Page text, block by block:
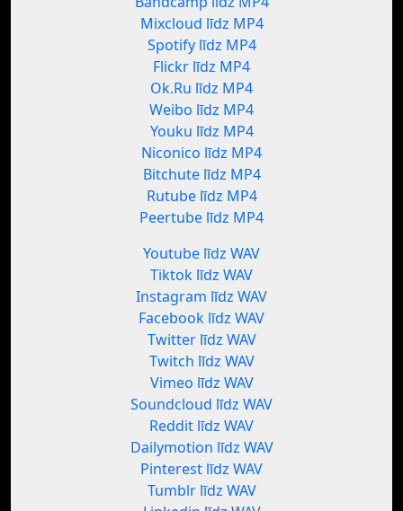
Mixcloud līdz MP4
Spotify līdz MP4
Flickr līdz MP4
Ok.Ru līdz MP4
Weibo līdz MP4
Youku līdz MP4
Niconico līdz MP4
Bitchute līdz MP4
Rutube līdz MP4
Peertube līdz MP4
Youtube līdz WAV
Tiktok līdz WAV
Instagram līdz WAV
Facebook līdz WAV
Twitter līdz WAV
Twitch līdz WAV
Vimeo līdz WAV
Soundcloud līdz WAV
Reddit līdz WAV
Dailymotion līdz WAV
Pinterest līdz WAV
Tumblr līdz WAV